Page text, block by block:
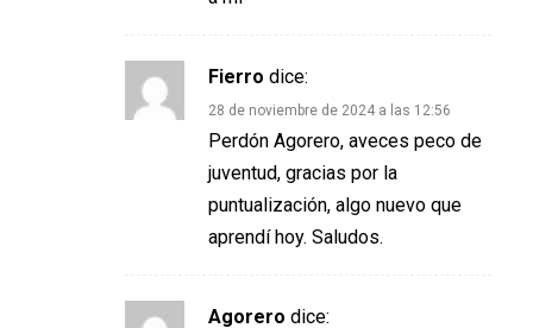
Fierro dice:
28 de noviembre de 2024 a las 12:56
Perdón Agorero, aveces peco de
juventud, gracias por la
puntualización, algo nuevo que
aprendí hoy. Saludos.
Agorero dice: